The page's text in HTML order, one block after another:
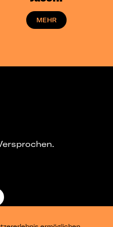
MEHR